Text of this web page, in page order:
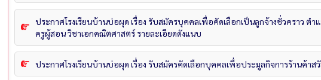
ประกาศโรงเรียนบ้านบ่อผุด เรื่อง รับสมัครบุคคลเพื่อคัดเลือกเป็นลูกจ้างชั่วคราว ต
ครูผู้สอน วิชาเอกคณิตศาสตร์ รายละเอียดดังแนบ
ประกาศโรงเรียนบ้านบ่อผุด เรื่อง รับสมัครคัดเลือกบุคคลเพื่อประมูลกิจการร้านค้าส